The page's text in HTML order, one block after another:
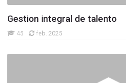
Gestion integral de talento
45 feb. 2025